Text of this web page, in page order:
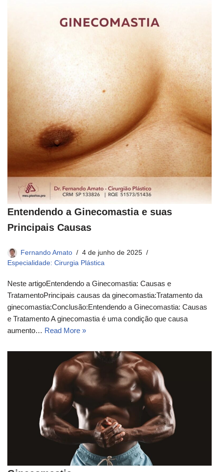
Entendendo a Ginecomastia e suas
Principais Causas
Fernando Amato
4 de junho de 2025
Especialidade: Cirurgia Plástica
Neste artigoEntendendo a Ginecomastia: Causas e
TratamentoPrincipais causas da ginecomastia:Tratamento da
ginecomastia:Conclusão:Entendendo a Ginecomastia: Causas
e Tratamento A ginecomastia é uma condição que causa
aumento… Read More »